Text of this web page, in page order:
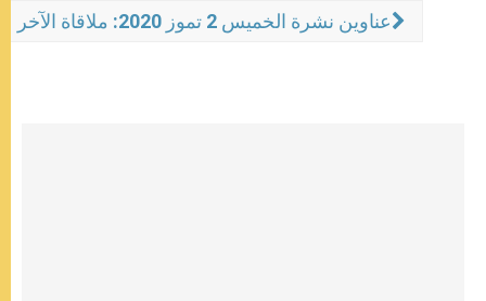
عناوين نشرة الخميس 2 تموز 2020: ملاقاة الآخر